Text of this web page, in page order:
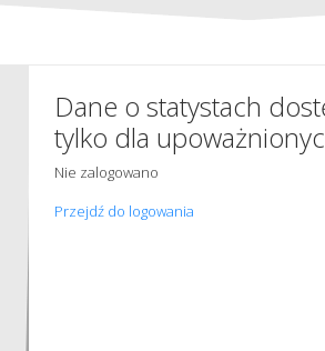
Dane o statystach
tylko dla
Nie zalogowano
Przejdź do logowania